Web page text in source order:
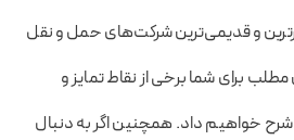
و قدیمی‌ترین شرکت‌های حمل و نقل
برای شما برخی از نقاط تمایز و
شرح خواهیم داد. همچنین اگر به دنبال